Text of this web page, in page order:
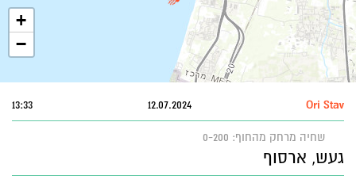
+
−
Ori Stav
12.07.2024
13:33
שחיה מרחק מהחוף: 0-200
געש, ארסוף